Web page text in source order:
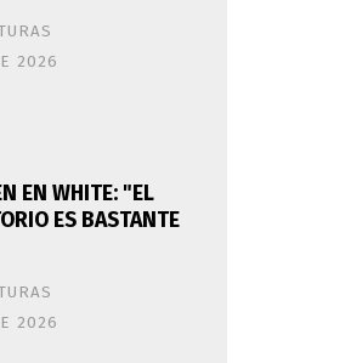
2026
EN WHITE: "EL
ES BASTANTE
2026